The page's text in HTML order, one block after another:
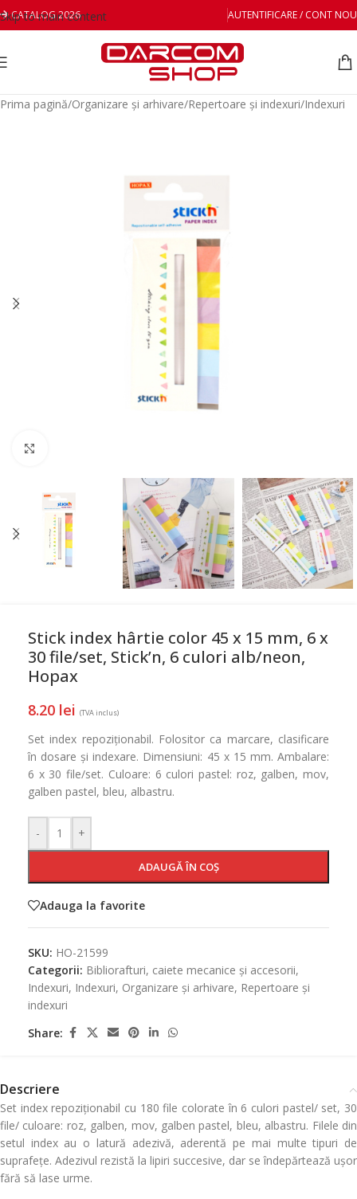
Skip to main content
CATALOG 2026 AUTENTIFICARE / CONT NOU
Prima pagină/Organizare și arhivare/Repertoare și indexuri/Indexuri
Stick index hârtie color 45 x 15 mm, 6 x
30 file/set, Stick’n, 6 culori alb/neon,
Hopax
8.20 lei (TVA inclus)
Set index repoziționabil. Folositor ca marcare, clasificare
în dosare și indexare. Dimensiuni: 45 x 15 mm. Ambalare:
6 x 30 file/set. Culoare: 6 culori pastel: roz, galben, mov,
galben pastel, bleu, albastru.
- +
ADAUGĂ ÎN COȘ
Adauga la favorite
SKU: HO-21599
Categorii: Bibliorafturi, caiete mecanice și accesorii,
Indexuri, Indexuri, Organizare și arhivare, Repertoare și
indexuri
Share:
Descriere
Set index repoziționabil cu 180 file colorate în 6 culori pastel/ set, 30
file/ culoare: roz, galben, mov, galben pastel, bleu, albastru. Filele din
setul index au o latură adezivă, aderentă pe mai multe tipuri de
suprafețe. Adezivul rezistă la lipiri succesive, dar se îndepărtează ușor
fără să lase urme.